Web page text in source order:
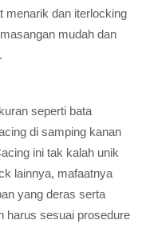
menarik dan iterlocking
mudah dan
seperti bata
di samping kanan
ini tak kalah unik
lainnya, mafaatnya
yang deras serta
harus sesuai prosedure